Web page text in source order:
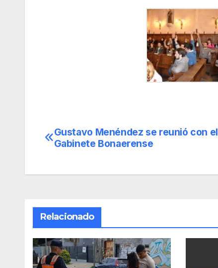
Navegación
entradas
Gustavo Menéndez se reunió con el
Gabinete Bonaerense
Relacionado